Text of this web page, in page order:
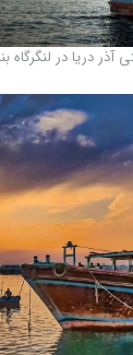
دریا در لنگرگاه